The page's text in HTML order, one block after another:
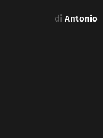
di Antonio